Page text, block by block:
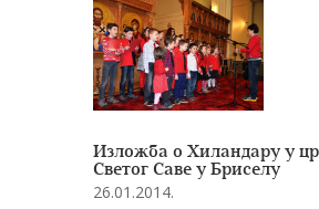
Изложба о Хиландару у
Светог Саве у Бриселу
26.01.2014.